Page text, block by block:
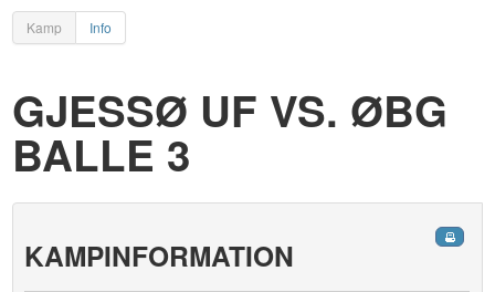
Kamp Info
GJESSØ UF VS. ØBG
BALLE 3
KAMPINFORMATION